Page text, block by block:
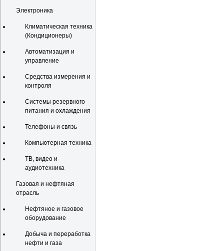
Электроника
Климатическая техника
(Кондиционеры)
Автоматизация и
управление
Средства измерения и
контроля
Системы резервного
питания и охлаждения
Телефоны и связь
Компьютерная техника
ТВ, видео и
аудиотехника
Газовая и нефтяная
отрасль
Нефтяное и газовое
оборудование
Добыча и переработка
нефти и газа